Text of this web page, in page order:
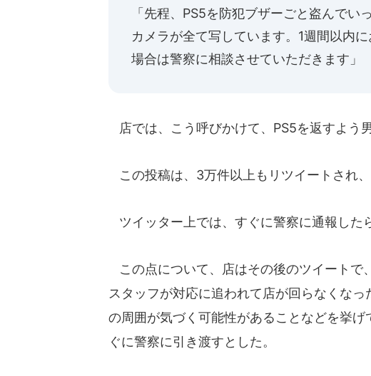
「先程、PS5を防犯ブザーごと盗んで
カメラが全て写しています。1週間以内
場合は警察に相談させていただきます」
店では、こう呼びかけて、PS5を返すよう
この投稿は、3万件以上もリツイートされ、
ツイッター上では、すぐに警察に通報した
この点について、店はその後のツイートで
スタッフが対応に追われて店が回らなくな
の周囲が気づく可能性があることなどを挙
ぐに警察に引き渡すとした。